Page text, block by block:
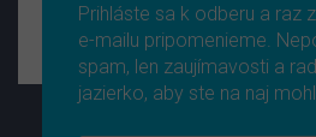
Prihláste sa k odberu a raz
e-mailu pripomenieme.
spam, len zaujímavosti a
jazierko, aby ste na naj